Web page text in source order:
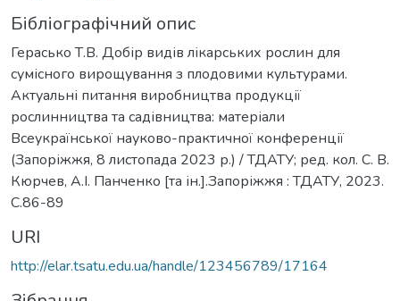
Бібліографічний опис
Герасько Т.В. Добір видів лікарських рослин для
сумісного вирощування з плодовими культурами.
Актуальні питання виробництва продукції
рослинництва та садівництва: матеріали
Всеукраїнської науково-практичної конференції
(Запоріжжя, 8 листопада 2023 р.) / ТДАТУ; ред. кол. С. В.
Кюрчев, А.І. Панченко [та ін.].Запоріжжя : ТДАТУ, 2023.
С.86-89
URI
http://elar.tsatu.edu.ua/handle/123456789/17164